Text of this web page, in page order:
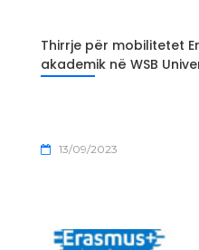
Thirrje për mobilitetet
akademik në WSB
13/09/2023